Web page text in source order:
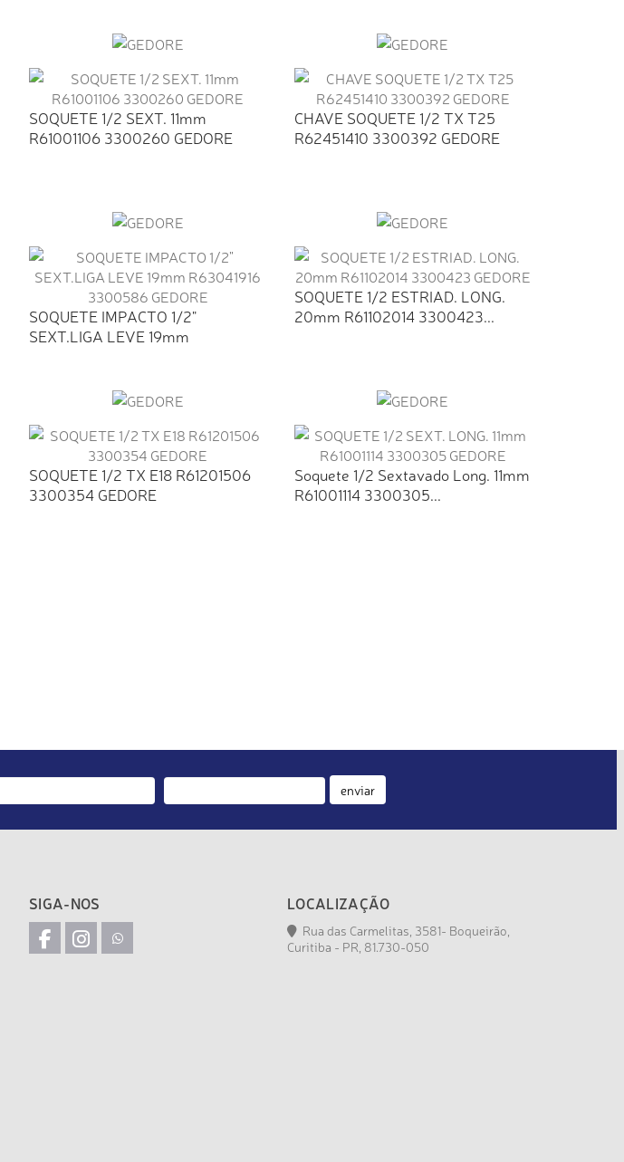
SOQUETE 1/2 SEXT. 11mm
R61001106 3300260 GEDORE
CHAVE SOQUETE 1/2 TX T25
R62451410 3300392 GEDORE
SOQUETE IMPACTO 1/2"
SEXT.LIGA LEVE 19mm
SOQUETE 1/2 ESTRIAD. LONG.
20mm R61102014 3300423...
SOQUETE 1/2 TX E18 R61201506
3300354 GEDORE
Soquete 1/2 Sextavado Long. 11mm
R61001114 3300305...
enviar
SIGA-NOS LOCALIZAÇÃO
Rua das Carmelitas, 3581- Boqueirão,
Curitiba - PR, 81.730-050